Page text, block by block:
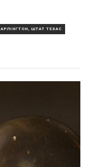
АРЛІНГТОН, ШТАТ ТЕХАС